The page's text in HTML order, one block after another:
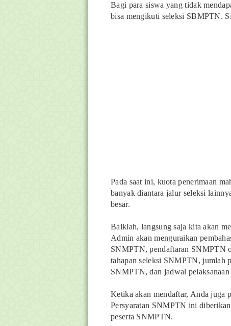
Bagi para siswa yang tidak
bisa mengikuti seleksi SBMPTN.
Pada saat ini, kuota penerimaan
banyak diantara jalur seleksi
besar.
Baiklah, langsung saja kita akan
Admin akan menguraikan
SNMPTN, pendaftaran SNMPTN
tahapan seleksi SNMPTN, jumlah
SNMPTN, dan jadwal
Ketika akan mendaftar, Anda juga
Persyaratan SNMPTN ini
peserta SNMPTN.